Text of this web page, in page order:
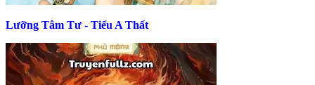
Lưỡng Tâm Tư - Tiểu A Thất